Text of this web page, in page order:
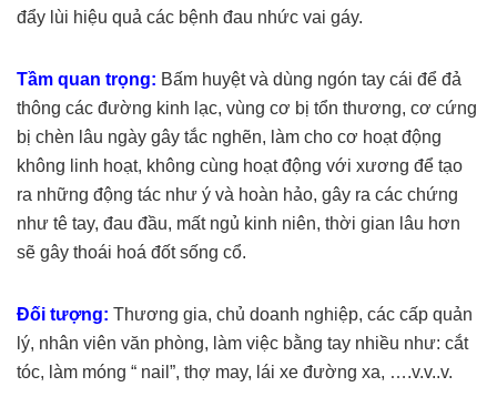
đẩy lùi hiệu quả các bệnh đau nhức vai gáy.
Tầm quan trọng: Bấm huyệt và dùng ngón tay cái để đả
thông các đường kinh lạc, vùng cơ bị tổn thương, cơ cứng
bị chèn lâu ngày gây tắc nghẽn, làm cho cơ hoạt động
không linh hoạt, không cùng hoạt động với xương để tạo
ra những động tác như ý và hoàn hảo, gây ra các chứng
như tê tay, đau đầu, mất ngủ kinh niên, thời gian lâu hơn
sẽ gây thoái hoá đốt sống cổ.
Đối tượng: Thương gia, chủ doanh nghiệp, các cấp quản
lý, nhân viên văn phòng, làm việc bằng tay nhiều như: cắt
tóc, làm móng “ nail”, thợ may, lái xe đường xa, ….v.v..v.